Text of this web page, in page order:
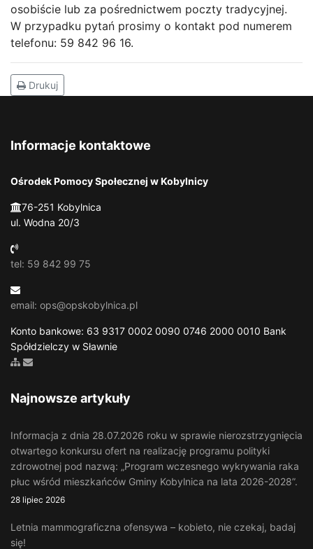
osobiście lub za pośrednictwem poczty tradycyjnej.
W przypadku pytań prosimy o kontakt pod numerem
telefonu: 59 842 96 16.
Drukuj
Informacje kontaktowe
Ośrodek Pomocy Społecznej w Kobylnicy
76-251 Kobylnica
ul. Wodna 20/3
tel: 59 842 99 75
email: ops@opskobylnica.pl
Konto bankowe: 63 9317 0002 0090 0746 2000 0010 Bank
Spółdzielczy w Sławnie
Zobacz mapę strony
Wyślij email
Najnowsze artykuły
Informacja z dnia 28.07.2026 roku w sprawie nierozstrzygnięcia
otwartego konkursu ofert na realizację programu polityki
zdrowotnej pod nazwą: „Program wczesnego wykrywania raka
płuc wśród mieszkańców Gminy Kobylnica na lata 2026-2028”.
28 lipiec 2026
Letnia mammograficzna ofensywa – kobieto, nie czekaj, badaj
się!